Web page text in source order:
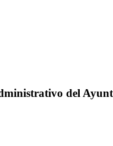
del